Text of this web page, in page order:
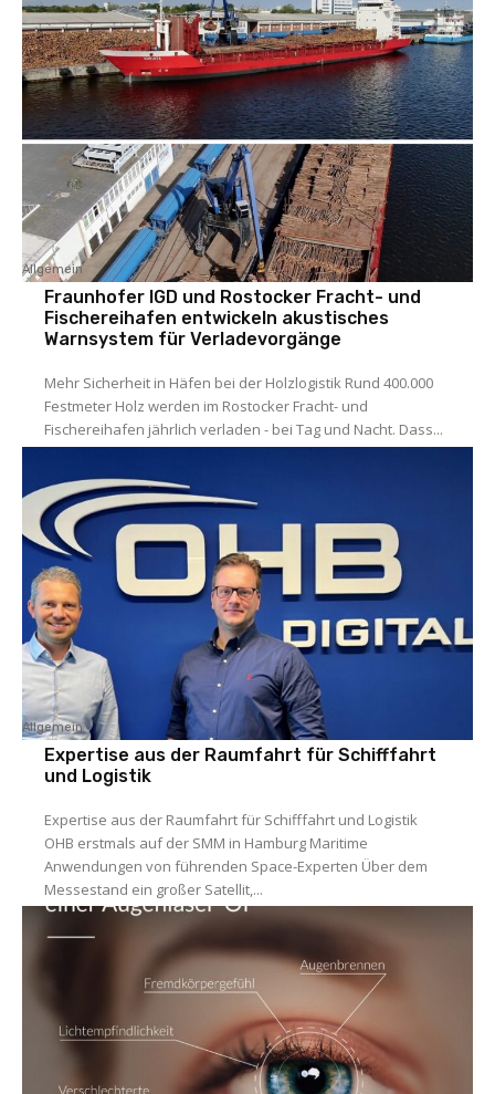
Allgemein
Fraunhofer IGD und Rostocker Fracht- und
Fischereihafen entwickeln akustisches
Warnsystem für Verladevorgänge
Mehr Sicherheit in Häfen bei der Holzlogistik Rund 400.000
Festmeter Holz werden im Rostocker Fracht- und
Fischereihafen jährlich verladen - bei Tag und Nacht. Dass...
Allgemein
Expertise aus der Raumfahrt für Schifffahrt
und Logistik
Expertise aus der Raumfahrt für Schifffahrt und Logistik
OHB erstmals auf der SMM in Hamburg Maritime
Anwendungen von führenden Space-Experten Über dem
Messestand ein großer Satellit,...